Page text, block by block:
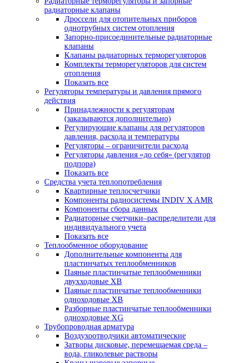
радиаторные клапаны
Дроссели для отопительных приборов
однотрубных систем отопления
Запорно-присоединительные радиаторные
клапаны
Клапаны радиаторных терморегуляторов
Комплекты терморегуляторов для систем
отопления
Показать все
Регуляторы температуры и давления прямого
действия
Принадлежности к регуляторам
(заказываются дополнительно)
Регулирующие клапаны для регуляторов
давления, расхода и температуры
Регуляторы – ограничители расхода
Регуляторы давления «до себя» (регулятор
подпора)
Показать все
Средства учета теплопотребления
Квартирные теплосчетчики
Компоненты радиосистемы INDIV X AMR
Компоненты сбора данных
Радиаторные счетчики–распределители для
индивидуального учета
Показать все
Теплообменное оборудование
Дополнительные компоненты для
пластинчатых теплообменников
Паяные пластинчатые теплообменники
двухходовые XB
Паяные пластинчатые теплообменники
одноходовые ХВ
Разборные пластинчатые теплообменники
одноходовые ХG
Трубопроводная арматура
Воздухоотводчики автоматические
Затворы дисковые, перемещаемая среда –
вода, гликолевые растворы